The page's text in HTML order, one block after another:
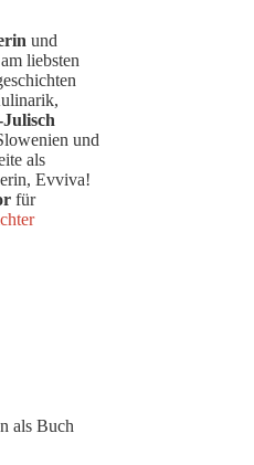
und
liebsten
und
als
Evviva!
für
als Buch